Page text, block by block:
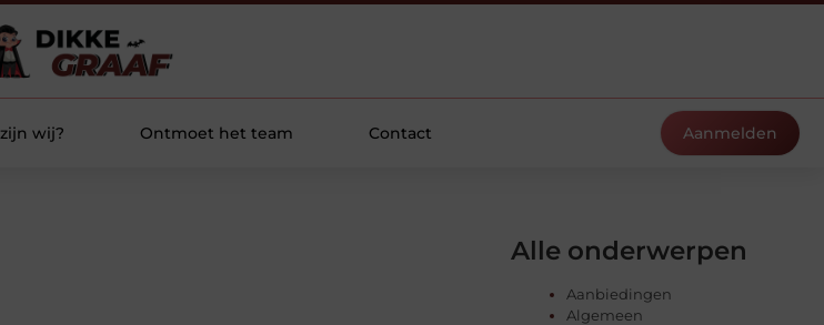
wij? Ontmoet het team Contact Aanmelden
Alle onderwerpen
Aanbiedingen
Algemeen